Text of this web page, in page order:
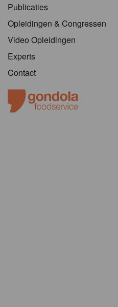
Publicaties
Opleidingen & Congressen
Video Opleidingen
Experts
Contact